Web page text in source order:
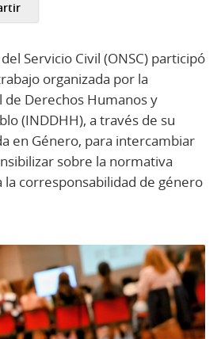
Servicio Civil (ONSC) participó
organizada por la
de Derechos Humanos y
(INDDHH), a través de su
en Género, para intercambiar
sobre la normativa
la corresponsabilidad de género